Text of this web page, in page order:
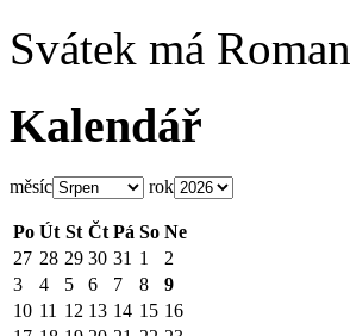
Svátek má Roman
Kalendář
měsíc rok
Po Út St Čt Pá So Ne
27 28 29 30 31 1
2
3
4 5 6 7 8
9
10 11 12 13 14 15 16